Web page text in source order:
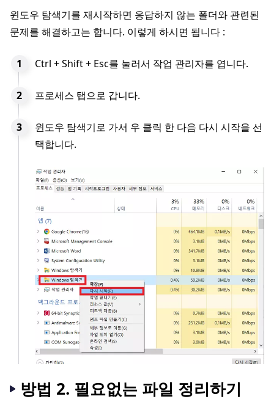
윈도우 탐색기를 재시작하면 응답하지 않는 폴더와 관련된
문제를 해결하고는 합니다. 이렇게 하시면 됩니다 :
Ctrl + Shift + Esc를 눌러서 작업 관리자를 엽니다.
프로세스 탭으로 갑니다.
윈도우 탐색기로 가서 우 클릭 한 다음 다시 시작을 선
택합니다.
방법 2. 필요없는 파일 정리하기